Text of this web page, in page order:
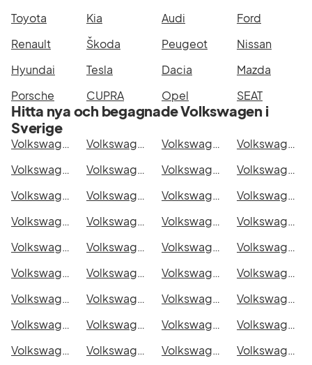
Toyota
Kia Audi
Ford
Renault
Škoda Peugeot
Nissan
Hyundai
Tesla Dacia
Mazda
Porsche
CUPRA Opel SEAT
Hitta nya och begagnade Volkswagen i
Sverige
Volkswagen Transporter Chassi Cab i Stockholm Volkswagen Transporter Chassi Cab i Göteborg Volkswagen Transporter Chassi Cab i Helsingborg
Volkswagen Transporter Chassi Cab i Jönköping
Volkswagen Transporter Chassi Cab i Malmö
Volkswagen Transporter Chassi Cab i Örebro Volkswagen Transporter Chassi Cab i Norrköping
Volkswagen Transporter Chassi Cab i Linköping
Volkswagen Transporter Chassi Cab i Uppsala
Volkswagen Transporter Chassi Cab i Västerås Volkswagen Transporter Chassi Cab i Halmstad
Volkswagen Transporter Chassi Cab i Växjö
Volkswagen Transporter Chassi Cab i Eskilstuna
Volkswagen Transporter Chassi Cab i Kalmar Volkswagen Transporter Chassi Cab i Karlskrona
Volkswagen Transporter Chassi Cab i Karlstad
Volkswagen Transporter Chassi Cab i Kristianstad
Volkswagen Transporter Chassi Cab i Sundsvall Volkswagen Transporter Chassi Cab i Umeå
Volkswagen Transporter Chassi Cab i Varberg
Volkswagen Transporter Chassi Cab i Borås
Volkswagen Transporter Chassi Cab i Falkenberg Volkswagen Transporter Chassi Cab i Gävle
Volkswagen Transporter Chassi Cab i Luleå
Volkswagen Transporter Chassi Cab i Lund
Volkswagen Transporter Chassi Cab i Mönsterås Volkswagen Transporter Chassi Cab i Uddevalla
Volkswagen Transporter Chassi Cab i Västervik
Volkswagen Transporter Chassi Cab i Ystad
Volkswagen Transporter Chassi Cab i Östersund Volkswagen Transporter Chassi Cab i Borlänge
Volkswagen Transporter Chassi Cab i Kiruna
Volkswagen Transporter Chassi Cab i Nyköping
Volkswagen Transporter Chassi Cab i Oskarshamn Volkswagen Transporter Chassi Cab i Sigtuna
Volkswagen Transporter Chassi Cab i Skellefteå